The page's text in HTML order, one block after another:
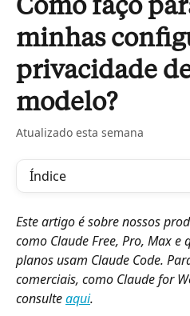
Como faço
minhas
privacidade
modelo?
Atualizado esta semana
Índice
Este artigo é sobre nossos
como Claude Free, Pro, Max e
planos usam Claude Code.
comerciais, como Claude for
consulte aqui.